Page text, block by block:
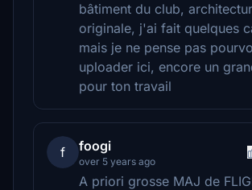
bâtiment du club,
originale, j'ai fait quelques
mais je ne pense pas
uploader ici, encore un
pour ton travail
f foogi
over 5 years ago
A priori grosse MAJ de